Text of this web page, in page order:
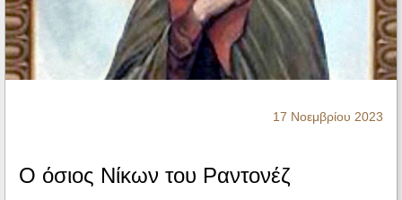
Ηχητικά
17 Νοεμβρίου 2023
Ο όσιος Νίκων του Ραντονέζ